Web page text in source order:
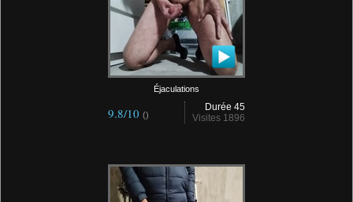
Éjaculations
Durée 45
Visites 1896
9.8/10 ()